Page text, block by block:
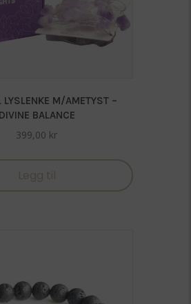
LYSLENKE M/AMETYST –
DIVINE BALANCE
399,00 kr
Legg til